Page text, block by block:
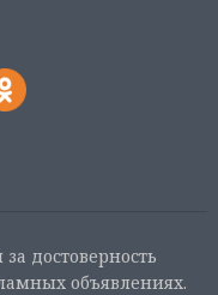
достоверность
объявлениях.